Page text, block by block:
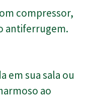
compressor,
antiferrugem.
em sua sala ou
ao